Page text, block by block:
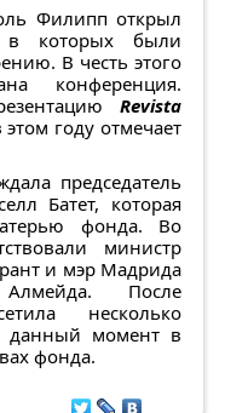
Филипп открыл
которых были
В честь этого
конференция.
Revista
году отмечает
председатель
Батет, которая
фонда. Во
министр
и мэр Мадрида
После
несколько
данный момент в
фонда.